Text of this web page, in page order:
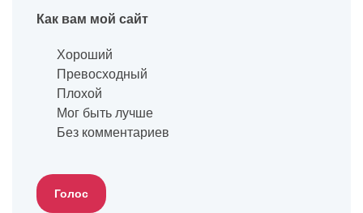
Как вам мой сайт
Хороший
Превосходный
Плохой
Мог быть лучше
Без комментариев